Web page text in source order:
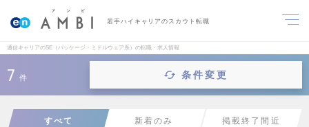
若手ハイキャリアのスカウト転職
通信キャリアのSE（パッケージ・ミドルウェア系）の転職・求人情報
7 件 条件変更
すべて 新着のみ 掲載終了間近